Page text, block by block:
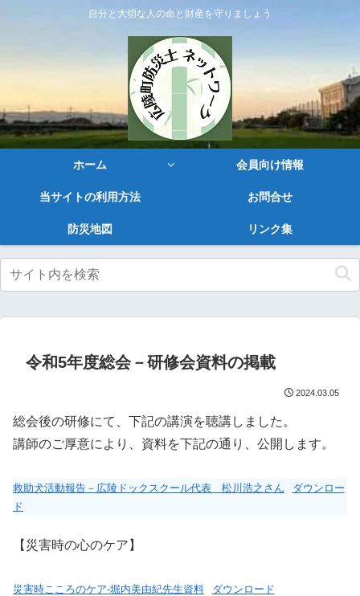
自分と大切な人の命と財産を守りましょう
ホーム 会員向け情報
当サイトの利用方法 お問合せ
防災地図 リンク集
令和5年度総会－研修会資料の掲載
2024.03.05
総会後の研修にて、下記の講演を聴講しました。
講師のご厚意により、資料を下記の通り、公開します。
救助犬活動報告－広陵ドックスクール代表 松川浩之さん
ダウンロー
ド
【災害時の心のケア】
災害時こころのケア-堀内美由紀先生資料 ダウンロード